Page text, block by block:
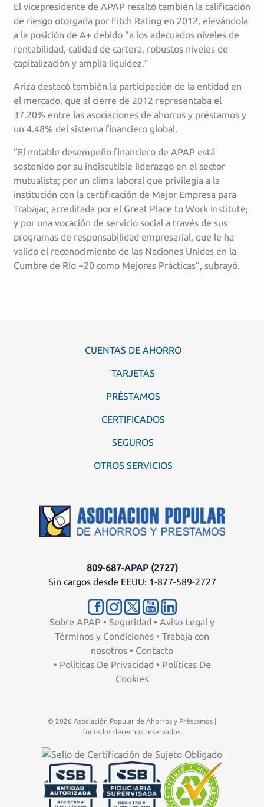
El vicepresidente de APAP resaltó también la calificación
de riesgo otorgada por Fitch Rating en 2012, elevándola
a la posición de A+ debido “a los adecuados niveles de
rentabilidad, calidad de cartera, robustos niveles de
capitalización y amplia liquidez.”
Ariza destacó también la participación de la entidad en
el mercado, que al cierre de 2012 representaba el
37.20% entre las asociaciones de ahorros y préstamos y
un 4.48% del sistema financiero global.
“El notable desempeño financiero de APAP está
sostenido por su indiscutible liderazgo en el sector
mutualista; por un clima laboral que privilegia a la
institución con la certificación de Mejor Empresa para
Trabajar, acreditada por el Great Place to Work Institute;
y por una vocación de servicio social a través de sus
programas de responsabilidad empresarial, que le ha
valido el reconocimiento de las Naciones Unidas en la
Cumbre de Río +20 como Mejores Prácticas”, subrayó.
CUENTAS DE AHORRO
TARJETAS
PRÉSTAMOS
CERTIFICADOS
SEGUROS
OTROS SERVICIOS
809-687-APAP (2727)
Sin cargos desde EEUU: 1-877-589-2727
Sobre APAP • Seguridad • Aviso Legal y
Términos y Condiciones • Trabaja con
nosotros • Contacto
• Políticas De Privacidad • Políticas De
Cookies
© 2026 Asociación Popular de Ahorros y Préstamos |
Todos los derechos reservados.